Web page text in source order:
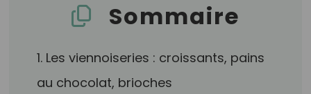
Sommaire
1. Les viennoiseries : croissants, pains
au chocolat, brioches